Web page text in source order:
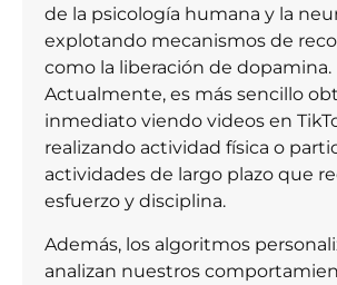
de la psicología humana y la
explotando mecanismos de
como la liberación de dopamina.
Actualmente, es más sencillo
inmediato viendo videos en
realizando actividad física o
actividades de largo plazo que
esfuerzo y disciplina.
Además, los algoritmos
analizan nuestros